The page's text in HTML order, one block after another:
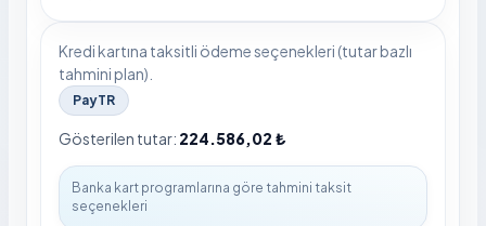
Kredi kartına taksitli ödeme seçenekleri (tutar bazlı
tahmini plan).
PayTR
Gösterilen tutar: 224.586,02 ₺